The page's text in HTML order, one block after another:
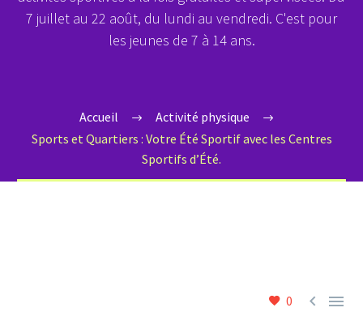
7 juillet au 22 août, du lundi au vendredi. C'est pour
les jeunes de 7 à 14 ans.
Accueil
Activité physique
Sports et Quartiers : Votre Été Sportif avec les Centres
Sportifs d’Été.
0  